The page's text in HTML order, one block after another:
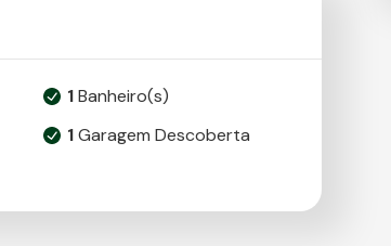
1Banheiro(s)
1Garagem Descoberta